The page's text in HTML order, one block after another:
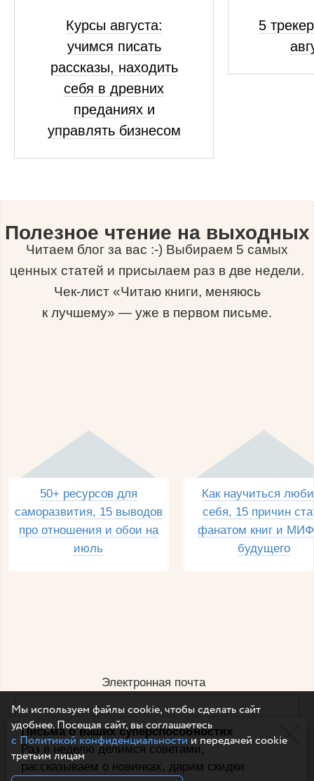
Письма о ваших суперспособностях
Раз в неделю делимся советами,
рассказываем о новинках, дарим скидки
Курсы августа:
учимся писать
рассказы, находить
себя в древних
преданиях и
управлять бизнесом
5
Полезное чтение на выходных
Читаем блог за вас :-) Выбираем 5 самых
ценных статей и присылаем раз в две недели.
Чек-лист «Читаю книги, меняюсь
к лучшему» — уже в первом письме.
50+ ресурсов для
саморазвития, 15 выводов
про отношения и обои на
июль
Как научиться
себя, 15 причин
фанатом книг и
будущего
Электронная почта
Например, dulsineya@gmail.com
Без спама и смс
Подписаться
Мы используем файлы cookie, чтобы сделать сайт
удобнее. Посещая сайт, вы соглашаетесь
с Политикой конфиденциальностии передачей cookie
третьим лицам